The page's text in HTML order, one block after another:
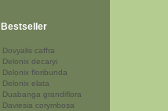
Bestseller
Dovyalis caffra
Delonix decaryi
Delonix floribunda
Delonix elata
Duabanga grandiflora
Daviesia corymbosa